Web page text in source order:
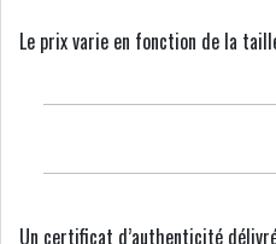
Le prix varie en fonction de la
Un certificat d’authenticité